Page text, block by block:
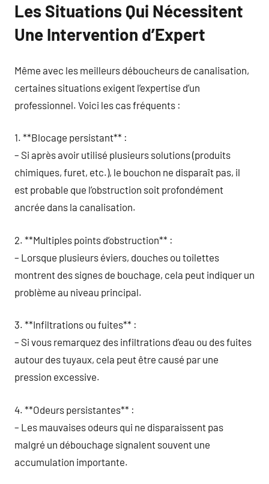
Les Situations Qui Nécessitent
Une Intervention d’Expert
Même avec les meilleurs déboucheurs de canalisation,
certaines situations exigent l’expertise d’un
professionnel. Voici les cas fréquents :
1. **Blocage persistant** :
– Si après avoir utilisé plusieurs solutions (produits
chimiques, furet, etc.), le bouchon ne disparaît pas, il
est probable que l’obstruction soit profondément
ancrée dans la canalisation.
2. **Multiples points d’obstruction** :
– Lorsque plusieurs éviers, douches ou toilettes
montrent des signes de bouchage, cela peut indiquer un
problème au niveau principal.
3. **Infiltrations ou fuites** :
– Si vous remarquez des infiltrations d’eau ou des fuites
autour des tuyaux, cela peut être causé par une
pression excessive.
4. **Odeurs persistantes** :
– Les mauvaises odeurs qui ne disparaissent pas
malgré un débouchage signalent souvent une
accumulation importante.